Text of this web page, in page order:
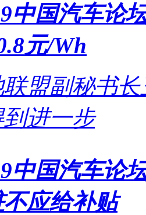
中国汽车论
元/Wh
盟副秘书
进一步
中国汽车论
应给补贴